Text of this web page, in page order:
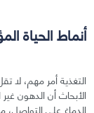
أنماط الحياة
التغذية أمر مهم، لا
الأبحاث أن الدهون
الدماغ على